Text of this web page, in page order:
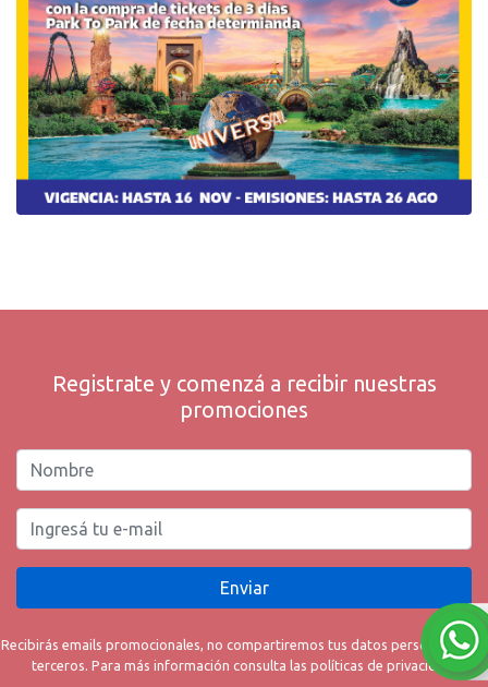
Registrate y comenzá a recibir nuestras
promociones
Enviar
Recibirás emails promocionales, no compartiremos tus datos personales con
terceros. Para más información consulta las políticas de privacidad.